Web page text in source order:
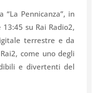
“La Pennicanza”, in
su Rai Radio2,
terrestre e da
come uno degli
e divertenti del